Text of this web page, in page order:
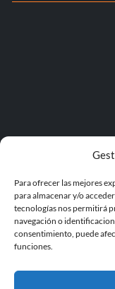
Para ofrecer las mejores
para almacenar y/o
tecnologías nos permitirá
navegación o
consentimiento, puede
funciones.